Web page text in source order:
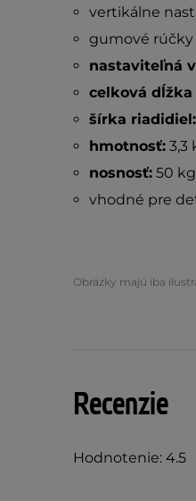
vertikálne
gumové rúčky
nastaviteľná
celková dĺžka
šírka riadidiel:
hmotnosť:3,3
nosnosť:50 kg
vhodné pre
Obrázky majú iba
Recenzie
Hodnotenie: 4.5